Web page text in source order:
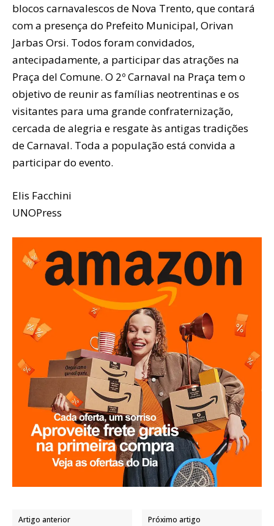
blocos carnavalescos de Nova Trento, que contará
com a presença do Prefeito Municipal, Orivan
Jarbas Orsi. Todos foram convidados,
antecipadamente, a participar das atrações na
Praça del Comune. O 2º Carnaval na Praça tem o
objetivo de reunir as famílias neotrentinas e os
visitantes para uma grande confraternização,
cercada de alegria e resgate às antigas tradições
de Carnaval. Toda a população está convida a
participar do evento.
Elis Facchini
UNOPress
Artigo anterior Próximo artigo